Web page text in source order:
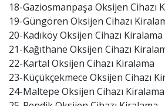
18-Gaziosmanpaşa Oksijen Cihazı
19-Güngören Oksijen Cihazı
20-Kadıköy Oksijen Cihazı Kiralama
21-Kağıthane Oksijen Cihazı
22-Kartal Oksijen Cihazı Kiralama
23-Küçükçekmece Oksijen Cihazı
24-Maltepe Oksijen Cihazı Kiralama